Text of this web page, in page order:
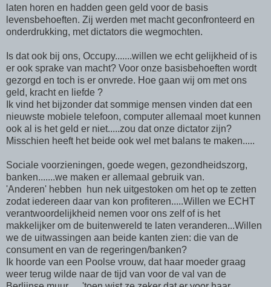
laten horen en hadden geen geld voor de basis
levensbehoeften. Zij werden met macht geconfronteerd en
onderdrukking, met dictators die wegmochten.
Is dat ook bij ons, Occupy.......willen we echt gelijkheid of is
er ook sprake van macht? Voor onze basisbehoeften wordt
gezorgd en toch is er onvrede. Hoe gaan wij om met ons
geld, kracht en liefde ?
Ik vind het bijzonder dat sommige mensen vinden dat een
nieuwste mobiele telefoon, computer allemaal moet kunnen
ook al is het geld er niet.....zou dat onze dictator zijn?
Misschien heeft het beide ook wel met balans te maken.....
Sociale voorzieningen, goede wegen, gezondheidszorg,
banken.......we maken er allemaal gebruik van.
'Anderen' hebben hun nek uitgestoken om het op te zetten
zodat iedereen daar van kon profiteren.....Willen we ECHT
verantwoordelijkheid nemen voor ons zelf of is het
makkelijker om de buitenwereld te laten veranderen...Willen
we de uitwassingen aan beide kanten zien: die van de
consument en van de regeringen/banken?
Ik hoorde van een Poolse vrouw, dat haar moeder graag
weer terug wilde naar de tijd van voor de val van de